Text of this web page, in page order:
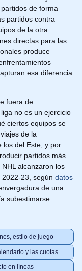
de forma
partidos contra
de la otra
directas para las
produce
esa diferencia
fuera de
no es un ejercicio
ciertos equipos se
de la
los del Este, y por
partidos más
alcanzaron los
23, según datos
de una
subestimarse.
estilo de juego
y las cuotas
en líneas